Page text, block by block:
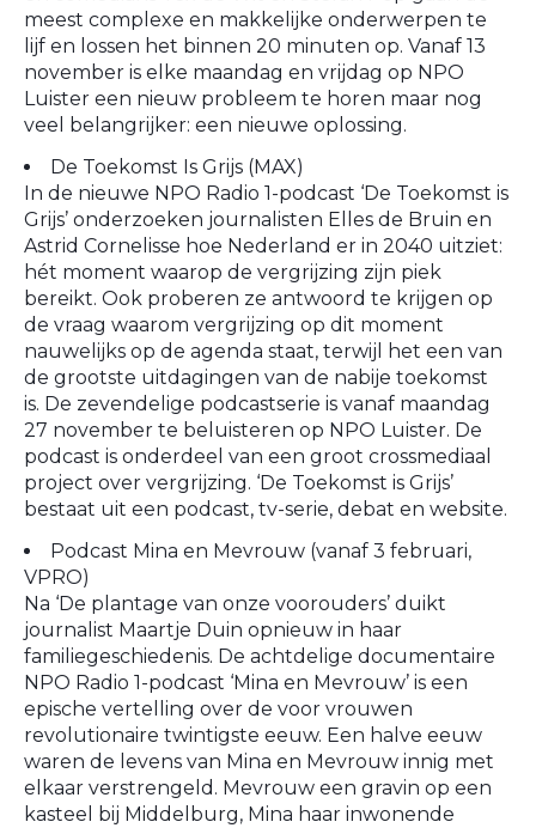
meest complexe en makkelijke onderwerpen te
lijf en lossen het binnen 20 minuten op. Vanaf 13
november is elke maandag en vrijdag op NPO
Luister een nieuw probleem te horen maar nog
veel belangrijker: een nieuwe oplossing.
De Toekomst Is Grijs (MAX)
In de nieuwe NPO Radio 1-podcast ‘De Toekomst is
Grijs’ onderzoeken journalisten Elles de Bruin en
Astrid Cornelisse hoe Nederland er in 2040 uitziet:
hét moment waarop de vergrijzing zijn piek
bereikt. Ook proberen ze antwoord te krijgen op
de vraag waarom vergrijzing op dit moment
nauwelijks op de agenda staat, terwijl het een van
de grootste uitdagingen van de nabije toekomst
is. De zevendelige podcastserie is vanaf maandag
27 november te beluisteren op NPO Luister. De
podcast is onderdeel van een groot crossmediaal
project over vergrijzing. ‘De Toekomst is Grijs’
bestaat uit een podcast, tv-serie, debat en website.
Podcast Mina en Mevrouw (vanaf 3 februari,
VPRO)
Na ‘De plantage van onze voorouders’ duikt
journalist Maartje Duin opnieuw in haar
familiegeschiedenis. De achtdelige documentaire
NPO Radio 1-podcast ‘Mina en Mevrouw’ is een
epische vertelling over de voor vrouwen
revolutionaire twintigste eeuw. Een halve eeuw
waren de levens van Mina en Mevrouw innig met
elkaar verstrengeld. Mevrouw een gravin op een
kasteel bij Middelburg, Mina haar inwonende